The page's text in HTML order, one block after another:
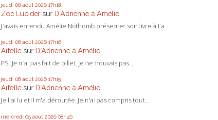
jeudi 06 août 2026 17h18
Zoë Lucider sur D'Adrienne à Amélie
J'avais entendu Amélie Nothomb présenter son livre à La...
jeudi 06 août 2026 17h16
Aifelle sur D'Adrienne à Amélie
PS. Je n'ai pas fait de billet, je ne trouvais pas...
jeudi 06 août 2026 17h15
Aifelle sur D'Adrienne à Amélie
Je l'ai lu et il m'a déroutée. Je n'ai pas compris tout...
mercredi 05 août 2026 08h46